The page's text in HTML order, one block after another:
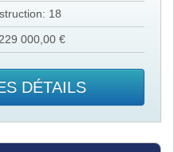
18
000,00 €
DÉTAILS